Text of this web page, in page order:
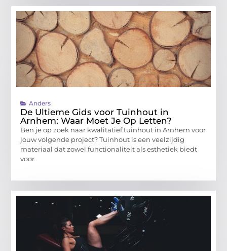
Anders
De Ultieme Gids voor Tuinhout in
Arnhem: Waar Moet Je Op Letten?
Ben je op zoek naar kwalitatief tuinhout in Arnhem voor
jouw volgende project? Tuinhout is een veelzijdig
materiaal dat zowel functionaliteit als esthetiek biedt
voor